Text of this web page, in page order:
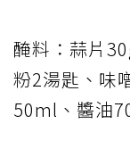
醃料：蒜片
粉2湯匙、味
50ml、醬油